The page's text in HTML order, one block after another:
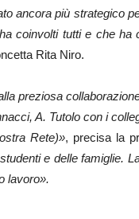
ancora più strategico
coinvolti tutti e che ha
Rita Niro.
preziosa
A. Tutolo con i
Rete)», precisa la
e delle famiglie.
lavoro».